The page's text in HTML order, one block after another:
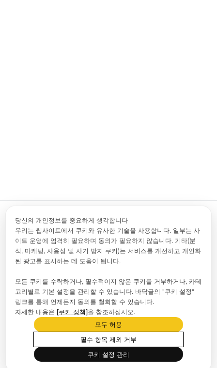
당신의 개인정보를 중요하게 생각합니다
우리는 웹사이트에서 쿠키와 유사한 기술을 사용합니다. 일부는 사
이트 운영에 엄격히 필요하며 동의가 필요하지 않습니다. 기타(분
석, 마케팅, 사용성 및 사기 방지 쿠키)는 서비스를 개선하고 개인화
된 광고를 표시하는 데 도움이 됩니다.
모든 쿠키를 수락하거나, 필수적이지 않은 쿠키를 거부하거나, 카테
고리별로 기본 설정을 관리할 수 있습니다. 바닥글의 "쿠키 설정"
링크를 통해 언제든지 동의를 철회할 수 있습니다.
자세한 내용은 [쿠키 정책]을 참조하십시오.
모두 허용
필수 항목 제외 거부
쿠키 설정 관리
문의하기
info.kr@rigol.com ; service.kr@rigol.com
02-6953-4466
팔로우
보도자료실
회사 뉴스